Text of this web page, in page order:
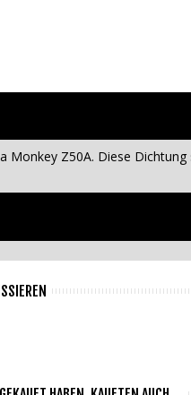
Monkey Z50A. Diese